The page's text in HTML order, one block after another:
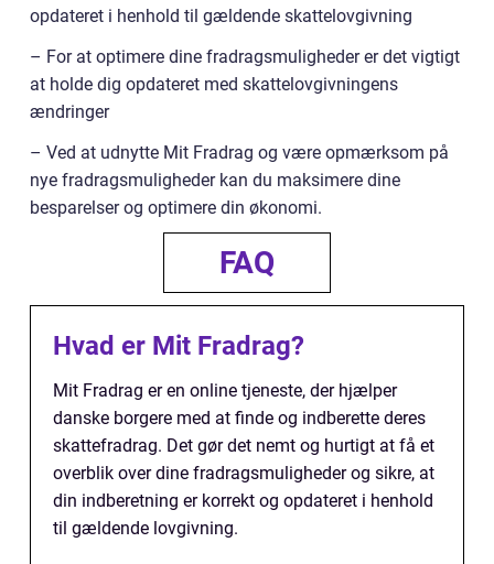
opdateret i henhold til gældende skattelovgivning
– For at optimere dine fradragsmuligheder er det vigtigt
at holde dig opdateret med skattelovgivningens
ændringer
– Ved at udnytte Mit Fradrag og være opmærksom på
nye fradragsmuligheder kan du maksimere dine
besparelser og optimere din økonomi.
FAQ
Hvad er Mit Fradrag?
Mit Fradrag er en online tjeneste, der hjælper
danske borgere med at finde og indberette deres
skattefradrag. Det gør det nemt og hurtigt at få et
overblik over dine fradragsmuligheder og sikre, at
din indberetning er korrekt og opdateret i henhold
til gældende lovgivning.